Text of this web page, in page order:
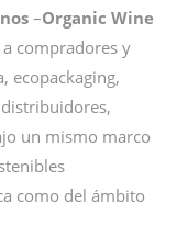
–Organic Wine
compradores y
ecopackaging,
un mismo marco
como del ámbito